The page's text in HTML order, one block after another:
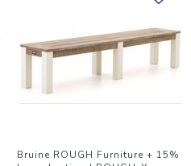
Bruine ROUGH Furniture + 15%